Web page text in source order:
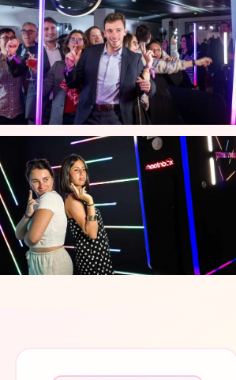
Blind test et Karaoké
PREMIUM
votre partenaire événementiel